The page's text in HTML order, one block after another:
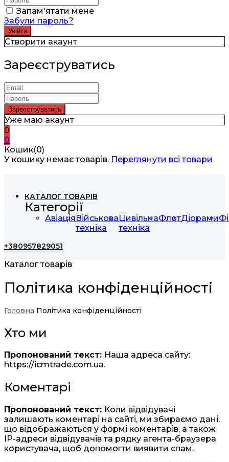
Запам'ятати мене
Забули пароль?
Створити акаунт
Зареєструватись
Уже маю акаунт
0
0
Кошик(0)
У кошику немає товарів. Переглянути всі товари
КАТАЛОГ ТОВАРІВ
Категорії
АвіаціяВійськова
техніка
Цивільна
техніка
ФлотДіорами
+380957829051
Каталог товарів
Політика конфіденційності
Головна Політика конфіденційності
Хто ми
Пропонований текст: Наша адреса сайту:
https://icmtrade.com.ua.
Коментарі
Пропонований текст: Коли відвідувачі
залишають коментарі на сайті, ми збираємо дані,
що відображаються у формі коментарів, а також
IP-адреси відвідувачів та рядку агента-браузера
користувача, щоб допомогти виявити спам.